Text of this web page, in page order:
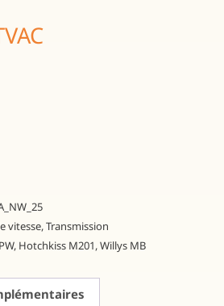
vitesse,Transmission
, Hotchkiss M201,Willys MB